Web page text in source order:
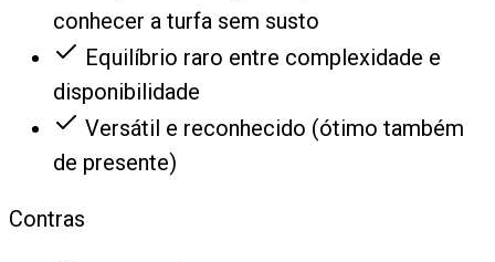
conhecer a turfa sem susto
Equilíbrio raro entre complexidade e
disponibilidade
Versátil e reconhecido (ótimo também
de presente)
Contras